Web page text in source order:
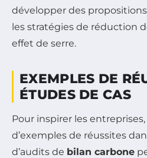
développer des
les stratégies de réduction
effet de serre.
EXEMPLES DE
ÉTUDES DE CAS
Pour inspirer les entreprises,
d’exemples de réussites
d’audits de bilan carbone